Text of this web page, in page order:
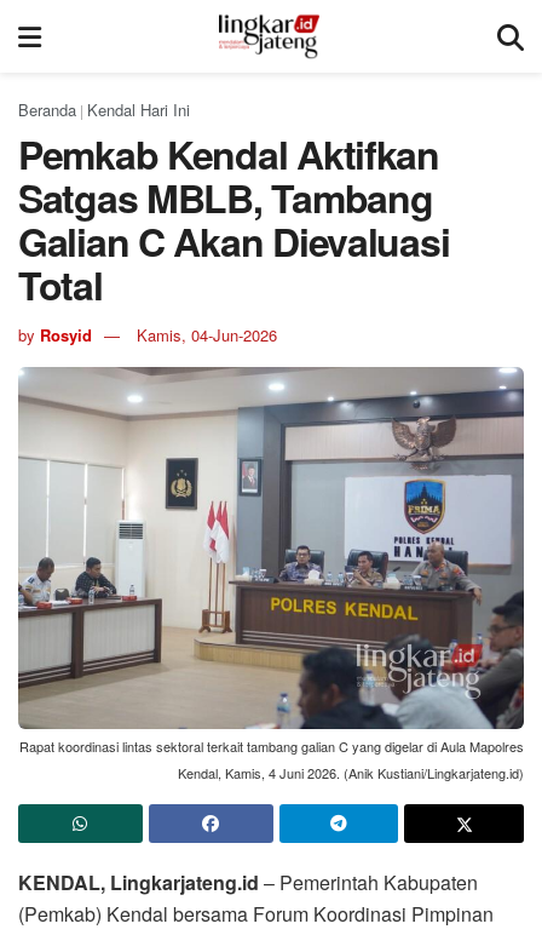
Beranda | Kendal Hari Ini
Pemkab Kendal Aktifkan
Satgas MBLB, Tambang
Galian C Akan Dievaluasi
Total
by Rosyid Kamis, 04-Jun-2026
Rapat koordinasi lintas sektoral terkait tambang galian C yang digelar di Aula Mapolres
Kendal, Kamis, 4 Juni 2026. (Anik Kustiani/Lingkarjateng.id)
KENDAL, Lingkarjateng.id – Pemerintah Kabupaten
(Pemkab) Kendal bersama Forum Koordinasi Pimpinan